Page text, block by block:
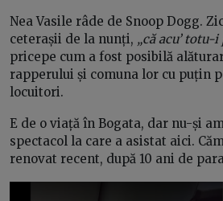
Nea Vasile râde de Snoop Dogg.
ceterașii de la nunți, „că acu’ totu-i
pricepe cum a fost posibilă
rapperului și comuna lor cu puțin
locuitori.
E de o viață în Bogata, dar nu-și
spectacol la care a asistat aici.
renovat recent, după 10 ani de